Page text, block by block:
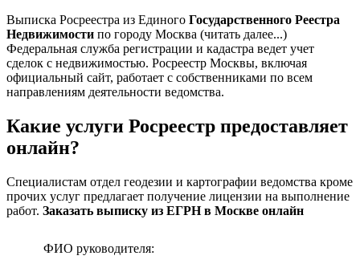
Выписка Росреестра из Единого Государственного Реестра
Недвижимости по городу Москва (читать далее...)
Федеральная служба регистрации и кадастра ведет учет
сделок с недвижимостью. Росреестр Москвы, включая
официальный сайт, работает с собственниками по всем
направлениям деятельности ведомства.
Какие услуги Росреестр предоставляет
онлайн?
Специалистам отдел геодезии и картографии ведомства кроме
прочих услуг предлагает получение лицензии на выполнение
работ. Заказать выписку из ЕГРН в Москве онлайн
ФИО руководителя: